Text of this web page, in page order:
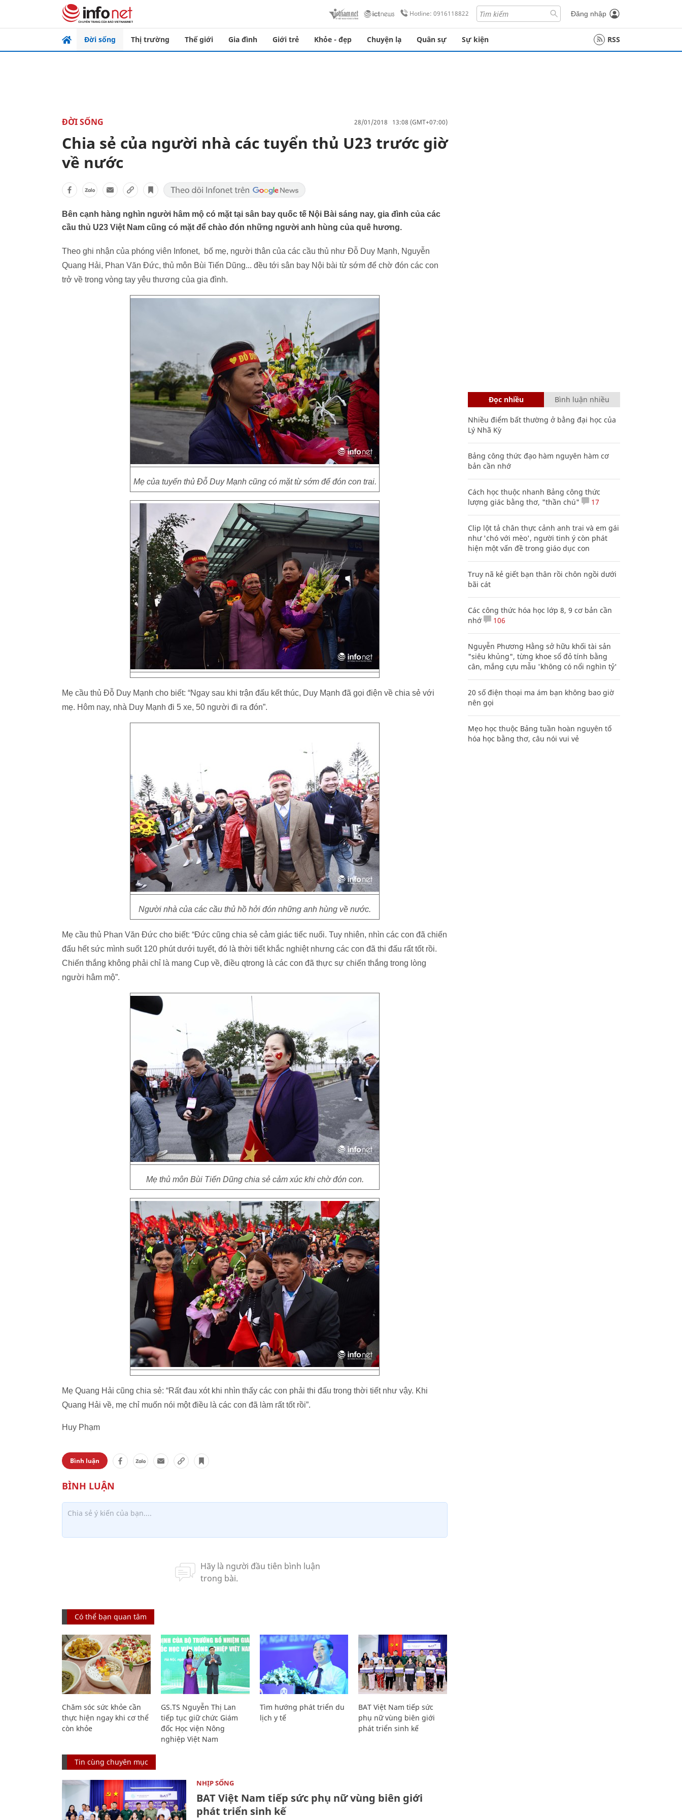
Hotline: 0916118822 Đăng nhập
Đời sống Thị trường Thế giới Gia đình Giới trẻ Khỏe - đẹp Chuyện lạ Quân sự Sự kiện RSS
ĐỜI SỐNG 28/01/2018 13:08 (GMT+07:00)
Chia sẻ của người nhà các tuyển thủ U23 trước giờ
về nước
Bên cạnh hàng nghìn người hâm mộ có mặt tại sân bay quốc tế Nội Bài sáng nay, gia đình của các
cầu thủ U23 Việt Nam cũng có mặt để chào đón những người anh hùng của quê hương.
Theo ghi nhận của phóng viên Infonet, bố mẹ, người thân của các cầu thủ như Đỗ Duy Mạnh, Nguyễn
Quang Hải, Phan Văn Đức, thủ môn Bùi Tiến Dũng... đều tới sân bay Nội bài từ sớm để chờ đón các con
trở về trong vòng tay yêu thương của gia đình.
Mẹ của tuyển thủ Đỗ Duy Mạnh cũng có mặt từ sớm để đón con trai.
Mẹ cầu thủ Đỗ Duy Mạnh cho biết: “Ngay sau khi trận đấu kết thúc, Duy Mạnh đã gọi điện về chia sẻ với
mẹ. Hôm nay, nhà Duy Mạnh đi 5 xe, 50 người đi ra đón”.
Người nhà của các cầu thủ hồ hởi đón những anh hùng về nước.
Mẹ cầu thủ Phan Văn Đức cho biết: “Đức cũng chia sẻ cảm giác tiếc nuối. Tuy nhiên, nhìn các con đã chiến
đấu hết sức mình suốt 120 phút dưới tuyết, đó là thời tiết khắc nghiệt nhưng các con đã thi đấu rất tốt rồi.
Chiến thắng không phải chỉ là mang Cup về, điều qtrong là các con đã thực sự chiến thắng trong lòng
người hâm mộ”.
Mẹ thủ môn Bùi Tiến Dũng chia sẻ cảm xúc khi chờ đón con.
Mẹ Quang Hải cũng chia sẻ: “Rất đau xót khi nhìn thấy các con phải thi đấu trong thời tiết như vậy. Khi
Quang Hải về, mẹ chỉ muốn nói một điều là các con đã làm rất tốt rồi”.
Huy Phạm
Bình luận
Có thể bạn quan tâm
Chăm sóc sức khỏe cần
thực hiện ngay khi cơ thể
còn khỏe
GS.TS Nguyễn Thị Lan
tiếp tục giữ chức Giám
đốc Học viện Nông
nghiệp Việt Nam
Tìm hướng phát triển du
lịch y tế
BAT Việt Nam tiếp sức
phụ nữ vùng biên giới
phát triển sinh kế
Tin cùng chuyên mục
NHỊP SỐNG
BAT Việt Nam tiếp sức phụ nữ vùng biên giới
phát triển sinh kế
Đọc nhiều Bình luận nhiều
Nhiều điểm bất thường ở bằng đại học của
Lý Nhã Kỳ
Bảng công thức đạo hàm nguyên hàm cơ
bản cần nhớ
Cách học thuộc nhanh Bảng công thức
lượng giác bằng thơ, "thần chú"
17
Clip lột tả chân thực cảnh anh trai và em gái
như 'chó với mèo', người tinh ý còn phát
hiện một vấn đề trong giáo dục con
Truy nã kẻ giết bạn thân rồi chôn ngồi dưới
bãi cát
Các công thức hóa học lớp 8, 9 cơ bản cần
nhớ
106
Nguyễn Phương Hằng sở hữu khối tài sản
"siêu khủng", từng khoe sổ đỏ tính bằng
cân, mắng cựu mẫu 'không có nổi nghìn tỷ'
20 số điện thoại ma ám bạn không bao giờ
nên gọi
Mẹo học thuộc Bảng tuần hoàn nguyên tố
hóa học bằng thơ, câu nói vui vẻ